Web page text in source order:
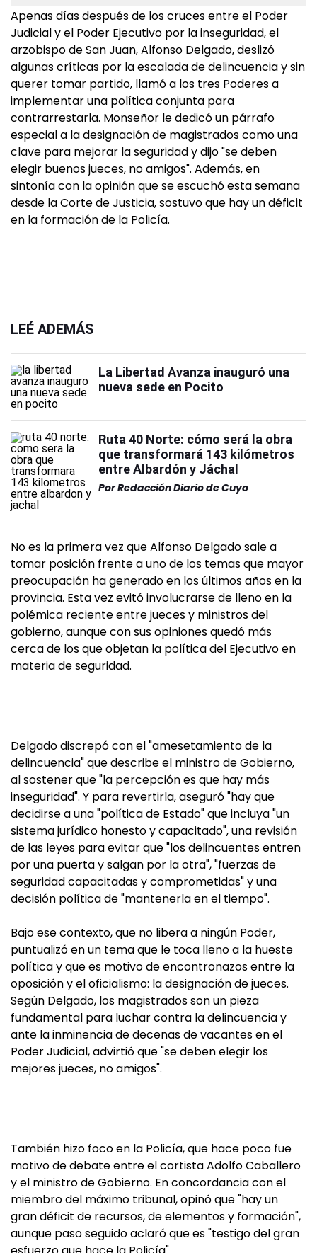
Apenas días después de los cruces entre el Poder
Judicial y el Poder Ejecutivo por la inseguridad, el
arzobispo de San Juan, Alfonso Delgado, deslizó
algunas críticas por la escalada de delincuencia y sin
querer tomar partido, llamó a los tres Poderes a
implementar una política conjunta para
contrarrestarla. Monseñor le dedicó un párrafo
especial a la designación de magistrados como una
clave para mejorar la seguridad y dijo "se deben
elegir buenos jueces, no amigos". Además, en
sintonía con la opinión que se escuchó esta semana
desde la Corte de Justicia, sostuvo que hay un déficit
en la formación de la Policía.
LEÉ ADEMÁS
La Libertad Avanza inauguró una
nueva sede en Pocito
Ruta 40 Norte: cómo será la obra
que transformará 143 kilómetros
entre Albardón y Jáchal
PorRedacción Diario de Cuyo
No es la primera vez que Alfonso Delgado sale a
tomar posición frente a uno de los temas que mayor
preocupación ha generado en los últimos años en la
provincia. Esta vez evitó involucrarse de lleno en la
polémica reciente entre jueces y ministros del
gobierno, aunque con sus opiniones quedó más
cerca de los que objetan la política del Ejecutivo en
materia de seguridad.
Delgado discrepó con el "amesetamiento de la
delincuencia" que describe el ministro de Gobierno,
al sostener que "la percepción es que hay más
inseguridad". Y para revertirla, aseguró "hay que
decidirse a una "política de Estado" que incluya "un
sistema jurídico honesto y capacitado", una revisión
de las leyes para evitar que "los delincuentes entren
por una puerta y salgan por la otra", "fuerzas de
seguridad capacitadas y comprometidas" y una
decisión política de "mantenerla en el tiempo".
Bajo ese contexto, que no libera a ningún Poder,
puntualizó en un tema que le toca lleno a la hueste
política y que es motivo de encontronazos entre la
oposición y el oficialismo: la designación de jueces.
Según Delgado, los magistrados son un pieza
fundamental para luchar contra la delincuencia y
ante la inminencia de decenas de vacantes en el
Poder Judicial, advirtió que "se deben elegir los
mejores jueces, no amigos".
También hizo foco en la Policía, que hace poco fue
motivo de debate entre el cortista Adolfo Caballero
y el ministro de Gobierno. En concordancia con el
miembro del máximo tribunal, opinó que "hay un
gran déficit de recursos, de elementos y formación",
aunque paso seguido aclaró que es "testigo del gran